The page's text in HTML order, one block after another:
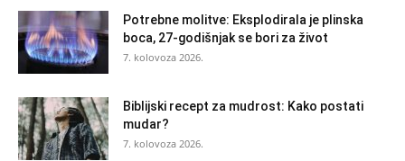
Potrebne molitve: Eksplodirala je plinska
boca, 27-godišnjak se bori za život
7. kolovoza 2026.
Biblijski recept za mudrost: Kako postati
mudar?
7. kolovoza 2026.